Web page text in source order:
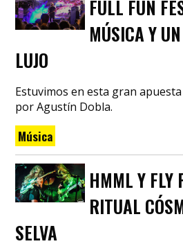
FULL FUN
MÚSICA Y
LUJO
Estuvimos en esta gran
por Agustín Dobla.
Música
HMML Y FLY
RITUAL
SELVA